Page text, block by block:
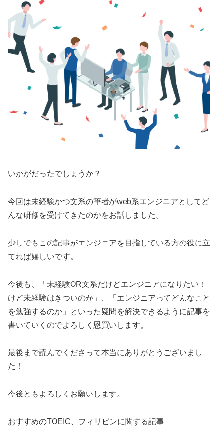
いかがだったでしょうか？
今回は未経験かつ文系の筆者がweb系エンジニアとしてど
んな研修を受けてきたのかをお話しました。
少しでもこの記事がエンジニアを目指している方の役に立
てれば嬉しいです。
今後も、「未経験OR文系だけどエンジニアになりたい！
けど未経験はきついのか」、「エンジニアってどんなこと
を勉強するのか」といった疑問を解決できるように記事を
書いていくのでよろしく恩買いします。
最後まで読んでくださって本当にありがとうございまし
た！
今後ともよろしくお願いします。
おすすめのTOEIC、フィリピンに関する記事